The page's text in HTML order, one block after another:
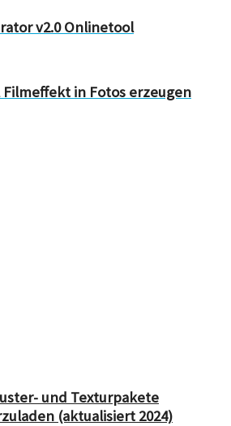
v2.0 Onlinetool
in Fotos erzeugen
und Texturpakete
(aktualisiert 2024)